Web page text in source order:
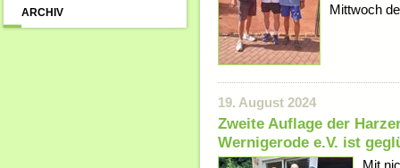
ARCHIV
Mittwoch
19. August 2024
Zweite Auflage der
Wernigerode e.V. ist
Mit